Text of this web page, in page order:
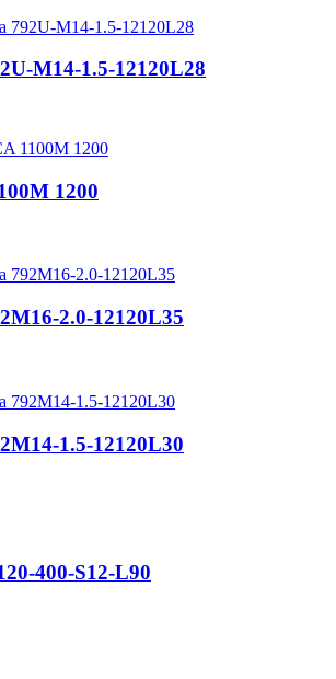
M14-1.5-12120L28
1200
2.0-12120L35
1.5-12120L30
400-S12-L90